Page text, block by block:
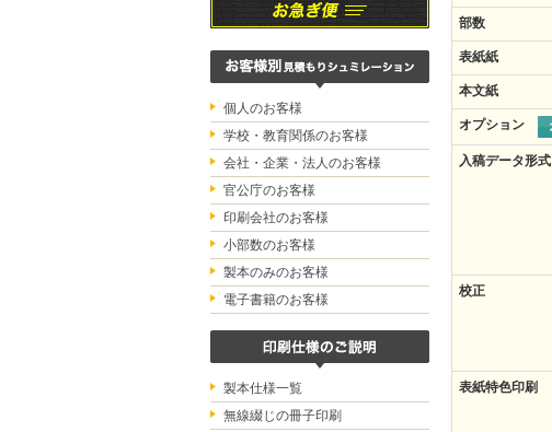
部数
表紙紙
本文紙
オプション
入稿データ形式
校正
表紙特色印刷
個人のお客様
学校・教育関係のお客様
会社・企業・法人のお客様
官公庁のお客様
印刷会社のお客様
小部数のお客様
製本のみのお客様
電子書籍のお客様
製本仕様一覧
無線綴じの冊子印刷